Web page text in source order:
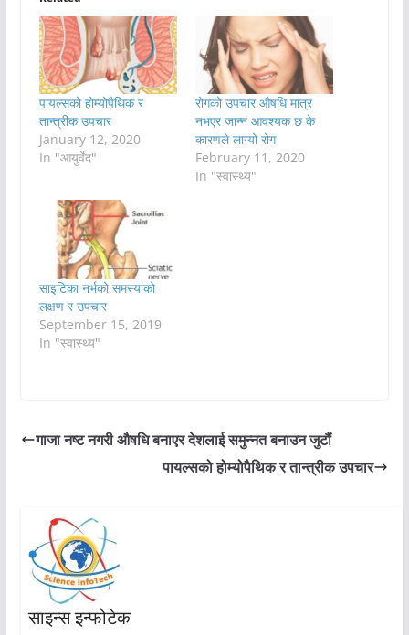
पायल्सको होम्योपैथिक र
तान्त्रीक उपचार
January 12, 2020
In "आयुर्वेद"
रोगको उपचार औषधि मात्र
नभएर जान्न आवश्यक छ के
कारणले लाग्यो रोग
February 11, 2020
In "स्वास्थ्य"
साइटिका नर्भको समस्याको
लक्षण र उपचार
September 15, 2019
In "स्वास्थ्य"
गाजा नष्ट नगरी औषधि बनाएर देशलाई समुन्नत बनाउन जुटौं
पायल्सको होम्योपैथिक र तान्त्रीक उपचार
साइन्स इन्फोटेक